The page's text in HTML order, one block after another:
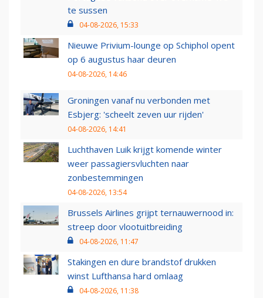
te sussen
04-08-2026, 15:33
Nieuwe Privium-lounge op Schiphol opent
op 6 augustus haar deuren
04-08-2026, 14:46
Groningen vanaf nu verbonden met
Esbjerg: 'scheelt zeven uur rijden'
04-08-2026, 14:41
Luchthaven Luik krijgt komende winter
weer passagiersvluchten naar
zonbestemmingen
04-08-2026, 13:54
Brussels Airlines grijpt ternauwernood in:
streep door vlootuitbreiding
04-08-2026, 11:47
Stakingen en dure brandstof drukken
winst Lufthansa hard omlaag
04-08-2026, 11:38